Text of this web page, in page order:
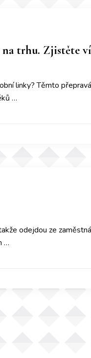
trhu. Zjistěte
linky? Těmto
…
odejdou ze
…